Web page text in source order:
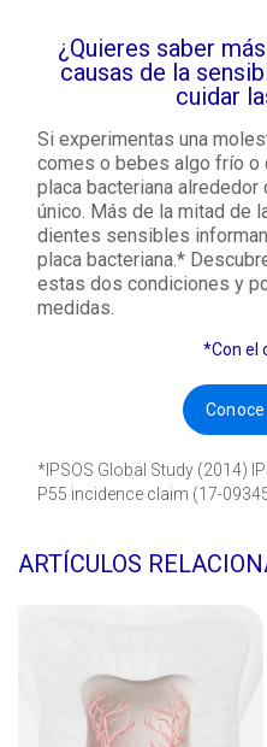
¿Quieres saber
causas de la
cuidar
Si experimentas una
comes o bebes algo frío o
placa bacteriana
único. Más de la mitad de
dientes sensibles
placa bacteriana.*
estas dos condiciones y
medidas.
*Con el
*IPSOS Global Study (2014)
P55 incidence claim (17-
ARTÍCULOS